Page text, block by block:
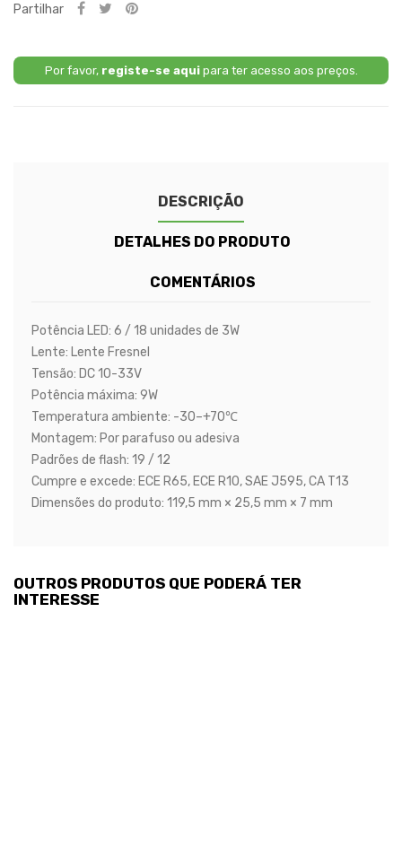
Partilhar
Por favor, registe-se aquipara ter acesso aos preços.
DESCRIÇÃO
DETALHES DO PRODUTO
COMENTÁRIOS
Potência LED: 6 / 18 unidades de 3W
Lente: Lente Fresnel
Tensão: DC 10-33V
Potência máxima: 9W
Temperatura ambiente: -30–+70℃
Montagem: Por parafuso ou adesiva
Padrões de flash: 19 / 12
Cumpre e excede: ECE R65, ECE R10, SAE J595, CA T13
Dimensões do produto: 119,5 mm × 25,5 mm × 7 mm
OUTROS PRODUTOS QUE PODERÁ TER
INTERESSE